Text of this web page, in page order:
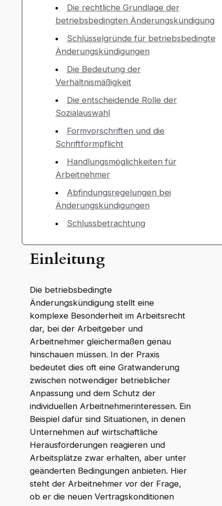
Die rechtliche Grundlage der
betriebsbedingten Änderungskündigung
Schlüsselgründe für betriebsbedingte
Änderungskündigungen
Die Bedeutung der
Verhältnismäßigkeit
Die entscheidende Rolle der
Sozialauswahl
Formvorschriften und die
Schriftformpflicht
Handlungsmöglichkeiten für
Arbeitnehmer
Abfindungsregelungen bei
Änderungskündigungen
Schlussbetrachtung
Einleitung
Die betriebsbedingte
Änderungskündigung stellt eine
komplexe Besonderheit im Arbeitsrecht
dar, bei der Arbeitgeber und
Arbeitnehmer gleichermaßen genau
hinschauen müssen. In der Praxis
bedeutet dies oft eine Gratwanderung
zwischen notwendiger betrieblicher
Anpassung und dem Schutz der
individuellen Arbeitnehmerinteressen. Ein
Beispiel dafür sind Situationen, in denen
Unternehmen auf wirtschaftliche
Herausforderungen reagieren und
Arbeitsplätze zwar erhalten, aber unter
geänderten Bedingungen anbieten. Hier
steht der Arbeitnehmer vor der Frage,
ob er die neuen Vertragskonditionen